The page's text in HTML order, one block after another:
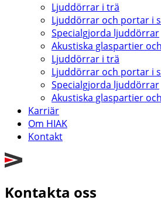
Ljuddörrar i trä
Ljuddörrar och portar i
Specialgjorda ljuddörrar
Akustiska glaspartier
Ljuddörrar i trä
Ljuddörrar och portar i
Specialgjorda ljuddörrar
Akustiska glaspartier
Karriär
Om HIAK
Kontakt
Kontakta oss